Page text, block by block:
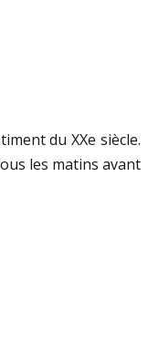
du XXe siècle.
les matins avant